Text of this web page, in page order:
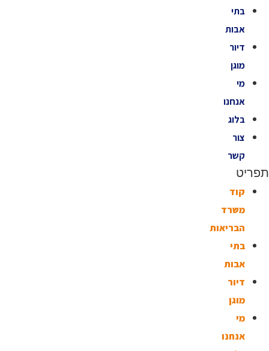
בתי
אבות
דיור
מוגן
מי
אנחנו
בלוג
צור
קשר
תפריט
קוד
משרד
הבריאות
בתי
אבות
דיור
מוגן
מי
אנחנו